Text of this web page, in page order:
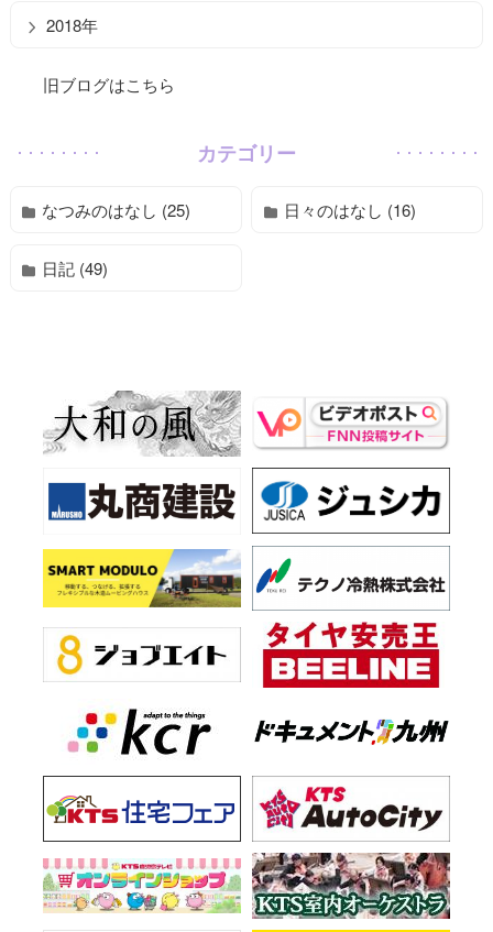
2018年
旧ブログはこちら
カテゴリー
なつみのはなし (25) 日々のはなし (16)
日記 (49)